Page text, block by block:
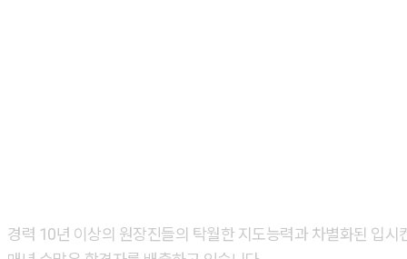
경력 10년 이상의 원장진들의 탁월한 지도능력과 차별화된 입시